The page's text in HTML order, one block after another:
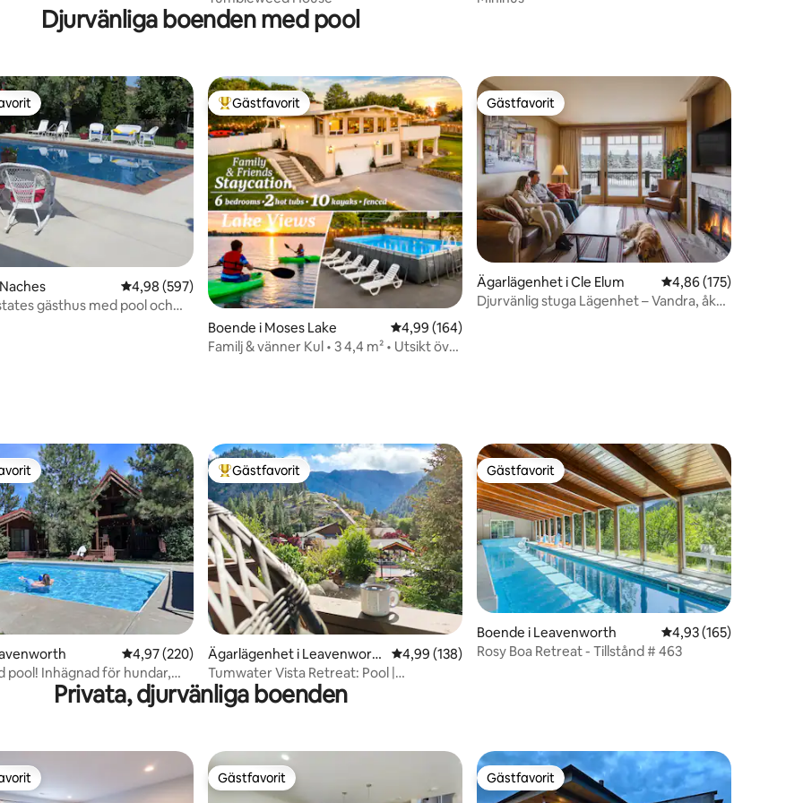
Djurvänliga boenden med pool
betyg, 131 omdömen
4,98 av 5 i genomsnittligt betyg, 597 omdömen
4,98 (597)
gästhus med pool och
Populär gästfavorit
Gästfavorit
Boende i Moses Lake 4,99 av 5 i genomsnittligt betyg, 164 omdömen
4,99 (164)
Familj & vänner Kul • 3 4,4 m² • Utsikt över
Gästfavorit
Gästfavorit
Ägarlägenhet i Cle Elum 4,86 av 5 i
4,86 (175)
Djurvänlig stuga Lägenhet – Vandra, åk
betyg, 189 omdömen
4,97 av 5 i genomsnittligt betyg, 220 omdömen
4,97 (220)
pool! Inhägnad för hundar,
Populär gästfavorit
Gästfavorit
Ägarlägenhet i Leavenwort
h
4,99 av 5 i genomsnittligt betyg, 138 omdömen
4,99 (138)
Tumwater Vista Retreat: Pool |
Bubbelpool | Bergsutsikt
Gästfavorit
Gästfavorit
Boende i Leavenworth 4,93 av 5 i
4,93 (165)
Rosy Boa Retreat - Tillstånd # 463
Privata, djurvänliga boenden
Gästfavorit
Gästfavorit Gästfavorit
Gästfavorit